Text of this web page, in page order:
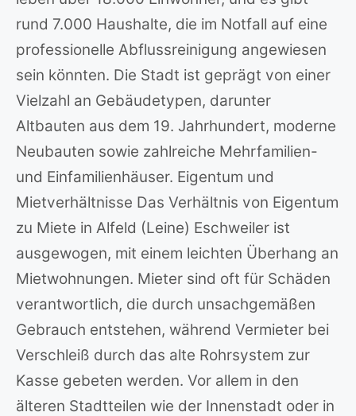
rund 7.000 Haushalte, die im Notfall auf eine
professionelle Abflussreinigung angewiesen
sein könnten. Die Stadt ist geprägt von einer
Vielzahl an Gebäudetypen, darunter
Altbauten aus dem 19. Jahrhundert, moderne
Neubauten sowie zahlreiche Mehrfamilien-
und Einfamilienhäuser. Eigentum und
Mietverhältnisse Das Verhältnis von Eigentum
zu Miete in Alfeld (Leine) Eschweiler ist
ausgewogen, mit einem leichten Überhang an
Mietwohnungen. Mieter sind oft für Schäden
verantwortlich, die durch unsachgemäßen
Gebrauch entstehen, während Vermieter bei
Verschleiß durch das alte Rohrsystem zur
Kasse gebeten werden. Vor allem in den
älteren Stadtteilen wie der Innenstadt oder in